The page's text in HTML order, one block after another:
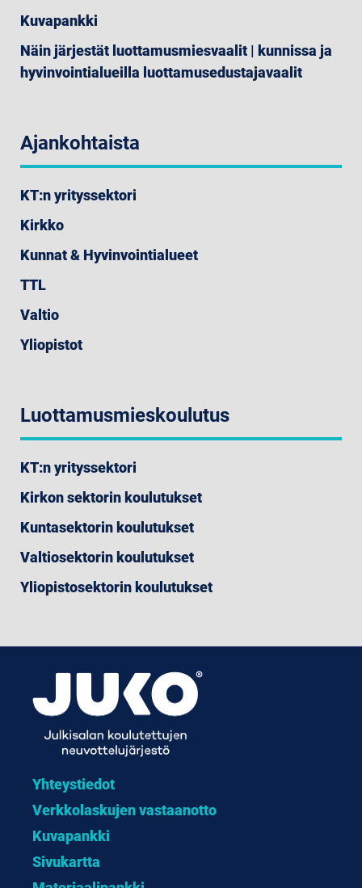
Kuvapankki
Näin järjestät luottamusmiesvaalit | kunnissa ja
hyvinvointialueilla luottamusedustajavaalit
Ajankohtaista
KT:n yrityssektori
Kirkko
Kunnat & Hyvinvointialueet
TTL
Valtio
Yliopistot
Luottamusmieskoulutus
KT:n yrityssektori
Kirkon sektorin koulutukset
Kuntasektorin koulutukset
Valtiosektorin koulutukset
Yliopistosektorin koulutukset
Yhteystiedot
Verkkolaskujen vastaanotto
Kuvapankki
Sivukartta